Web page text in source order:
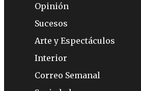
Opinión
Sucesos
Arte y Espectáculos
Interior
Correo Semanal